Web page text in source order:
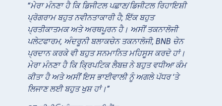
“ਮੇਰਾ ਮੰਨਣਾ ਹੈ ਕਿ ਡਿਜੀਟਲ ਪਛਾਣ/ਡਿਜੀਟਲ ਰਿਹਾਇਸ਼ੀ
ਪ੍ਰੋਗਰਾਮ ਬਹੁਤ ਨਵੀਨਤਾਕਾਰੀ ਹੈ; ਇੱਕ ਬਹੁਤ
ਪ੍ਰਤੀਕਾਤਮਕ ਅਤੇ ਅਰਥਪੂਰਨ ਹੈ। ਅਸੀਂ ਤਕਨਾਲੋਜੀ
ਪਲੇਟਫਾਰਮ, ਅੰਦਰੂਨੀ ਬਲਾਕਚੇਨ ਤਕਨਾਲੋਜੀ, BNB ਚੇਨ
ਪ੍ਰਦਾਨ ਕਰਕੇ ਵੀ ਬਹੁਤ ਸਨਮਾਨਿਤ ਮਹਿਸੂਸ ਕਰਦੇ ਹਾਂ।
ਮੇਰਾ ਮੰਨਣਾ ਹੈ ਕਿ ਕ੍ਰਿਪਟਿਕ ਲੈਬਜ਼ ਨੇ ਬਹੁਤ ਵਧੀਆ ਕੰਮ
ਕੀਤਾ ਹੈ ਅਤੇ ਅਸੀਂ ਇਸ ਭਾਈਵਾਲੀ ਨੂੰ ਅਗਲੇ ਪੱਧਰ ‘ਤੇ
ਲਿਜਾਣ ਲਈ ਬਹੁਤ ਖੁਸ਼ ਹਾਂ।”